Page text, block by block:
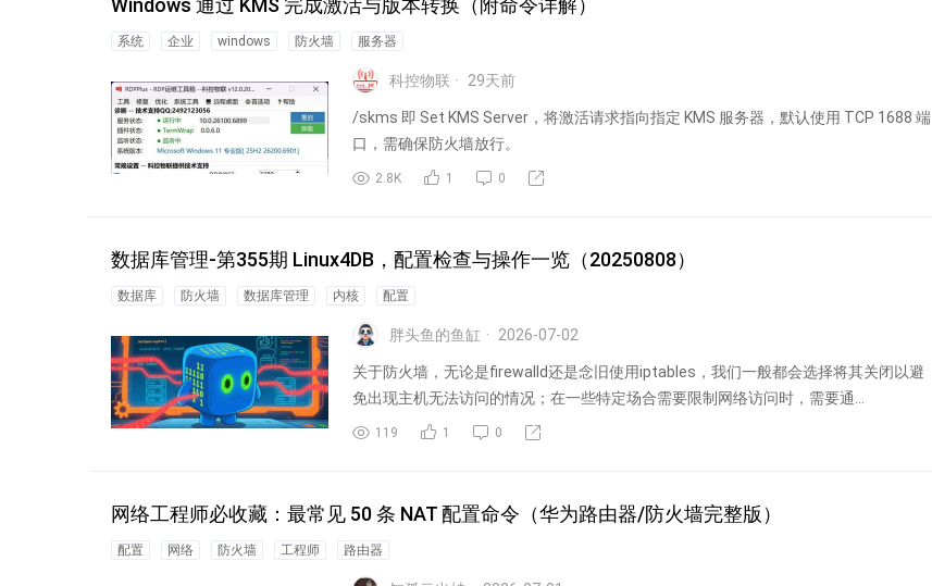
Windows 通过 KMS 完成激活与版本转换（附命令详解）
系统 企业 windows 防火墙 服务器
科控物联 29天前
/skms 即 Set KMS Server，将激活请求指向指定 KMS 服务器，默认使用 TCP 1688 端
口，需确保防火墙放行。
2.8K 1 0
数据库管理-第355期 Linux4DB，配置检查与操作一览（20250808）
数据库 防火墙 数据库管理 内核 配置
胖头鱼的鱼缸 2026-07-02
关于防火墙，无论是firewalld还是念旧使用iptables，我们一般都会选择将其关闭以避
免出现主机无法访问的情况；在一些特定场合需要限制网络访问时，需要通...
119 1 0
网络工程师必收藏：最常见 50 条 NAT 配置命令（华为路由器/防火墙完整版）
配置 网络 防火墙 工程师 路由器